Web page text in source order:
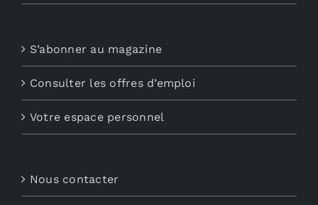
S’abonner au magazine
Consulter les offres d’emploi
Votre espace personnel
Nous contacter